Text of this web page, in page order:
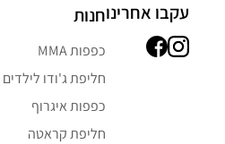
עקבו אחרינוחנות
כפפות MMA
חליפת ג'ודו לילדים
כפפות איגרוף
חליפת קראטה